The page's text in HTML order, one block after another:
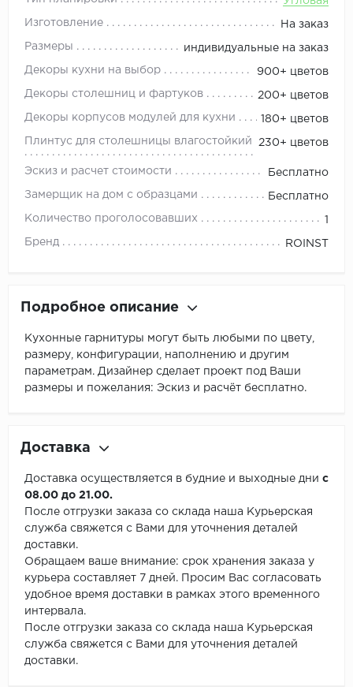
Изготовление На заказ
Размеры индивидуальные на заказ
Декоры кухни на выбор 900+ цветов
Декоры столешниц и фартуков 200+ цветов
Декоры корпусов модулей для кухни 180+ цветов
Плинтус для столешницы влагостойкий 230+ цветов
Эскиз и расчет стоимости Бесплатно
Замерщик на дом с образцами Бесплатно
Количество проголосовавших
Бренд ROINST
Подробное описание
Кухонные гарнитуры могут быть любыми по цвету,
размеру, конфигурации, наполнению и другим
параметрам. Дизайнер сделает проект под Ваши
размеры и пожелания: Эскиз и расчёт бесплатно.
Доставка
Доставка осуществляется в будние и выходные дни с
08.00 до 21.00.
После отгрузки заказа со склада наша Курьерская
служба свяжется с Вами для уточнения деталей
доставки.
Обращаем ваше внимание: срок хранения заказа у
курьера составляет 7 дней. Просим Вас согласовать
удобное время доставки в рамках этого временного
интервала.
После отгрузки заказа со склада наша Курьерская
служба свяжется с Вами для уточнения деталей
доставки.